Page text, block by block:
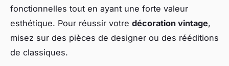
fonctionnelles tout en ayant une forte valeur
esthétique. Pour réussir votre décoration vintage,
misez sur des pièces de designer ou des rééditions
de classiques.